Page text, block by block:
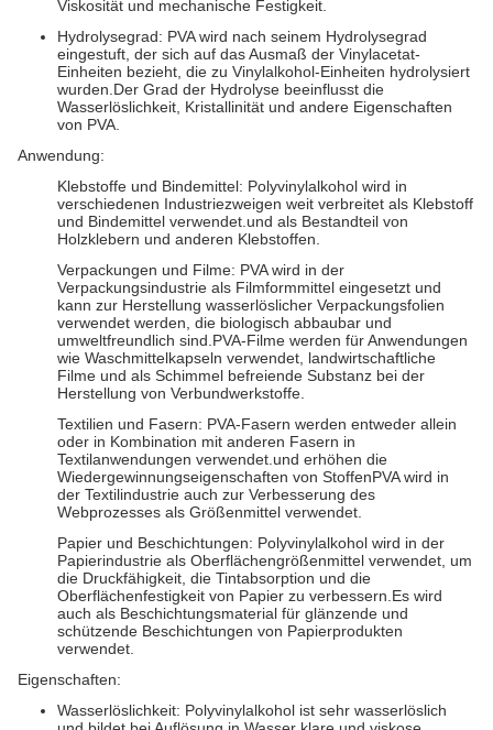
Viskosität und mechanische Festigkeit.
Hydrolysegrad: PVA wird nach seinem Hydrolysegrad
eingestuft, der sich auf das Ausmaß der Vinylacetat-
Einheiten bezieht, die zu Vinylalkohol-Einheiten hydrolysiert
wurden.Der Grad der Hydrolyse beeinflusst die
Wasserlöslichkeit, Kristallinität und andere Eigenschaften
von PVA.
Anwendung:
Klebstoffe und Bindemittel: Polyvinylalkohol wird in
verschiedenen Industriezweigen weit verbreitet als Klebstoff
und Bindemittel verwendet.und als Bestandteil von
Holzklebern und anderen Klebstoffen.
Verpackungen und Filme: PVA wird in der
Verpackungsindustrie als Filmformmittel eingesetzt und
kann zur Herstellung wasserlöslicher Verpackungsfolien
verwendet werden, die biologisch abbaubar und
umweltfreundlich sind.PVA-Filme werden für Anwendungen
wie Waschmittelkapseln verwendet, landwirtschaftliche
Filme und als Schimmel befreiende Substanz bei der
Herstellung von Verbundwerkstoffe.
Textilien und Fasern: PVA-Fasern werden entweder allein
oder in Kombination mit anderen Fasern in
Textilanwendungen verwendet.und erhöhen die
Wiedergewinnungseigenschaften von StoffenPVA wird in
der Textilindustrie auch zur Verbesserung des
Webprozesses als Größenmittel verwendet.
Papier und Beschichtungen: Polyvinylalkohol wird in der
Papierindustrie als Oberflächengrößenmittel verwendet, um
die Druckfähigkeit, die Tintabsorption und die
Oberflächenfestigkeit von Papier zu verbessern.Es wird
auch als Beschichtungsmaterial für glänzende und
schützende Beschichtungen von Papierprodukten
verwendet.
Eigenschaften:
Wasserlöslichkeit: Polyvinylalkohol ist sehr wasserlöslich